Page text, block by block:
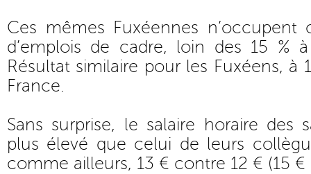
Ces mêmes Fuxéennes
d’emplois de cadre, loin des 15 %
Résultat similaire pour les Fuxéens, à
France.
Sans surprise, le salaire horaire des
plus élevé que celui de leurs
comme ailleurs, 13 € contre 12 € (15 €